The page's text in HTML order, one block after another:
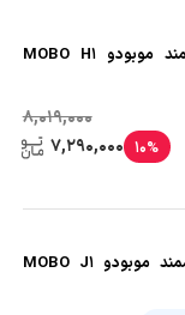
ساعت هوشمند موبودو MOBO H1
8,019,000
10%
7,290,000
ساعت هوشمند موبودو MOBO J1